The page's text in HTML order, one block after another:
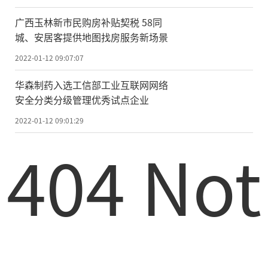
广西玉林新市民购房补贴契税 58同
城、安居客提供地图找房服务新场景
2022-01-12 09:07:07
华森制药入选工信部工业互联网网络
安全分类分级管理优秀试点企业
2022-01-12 09:01:29
404 Not